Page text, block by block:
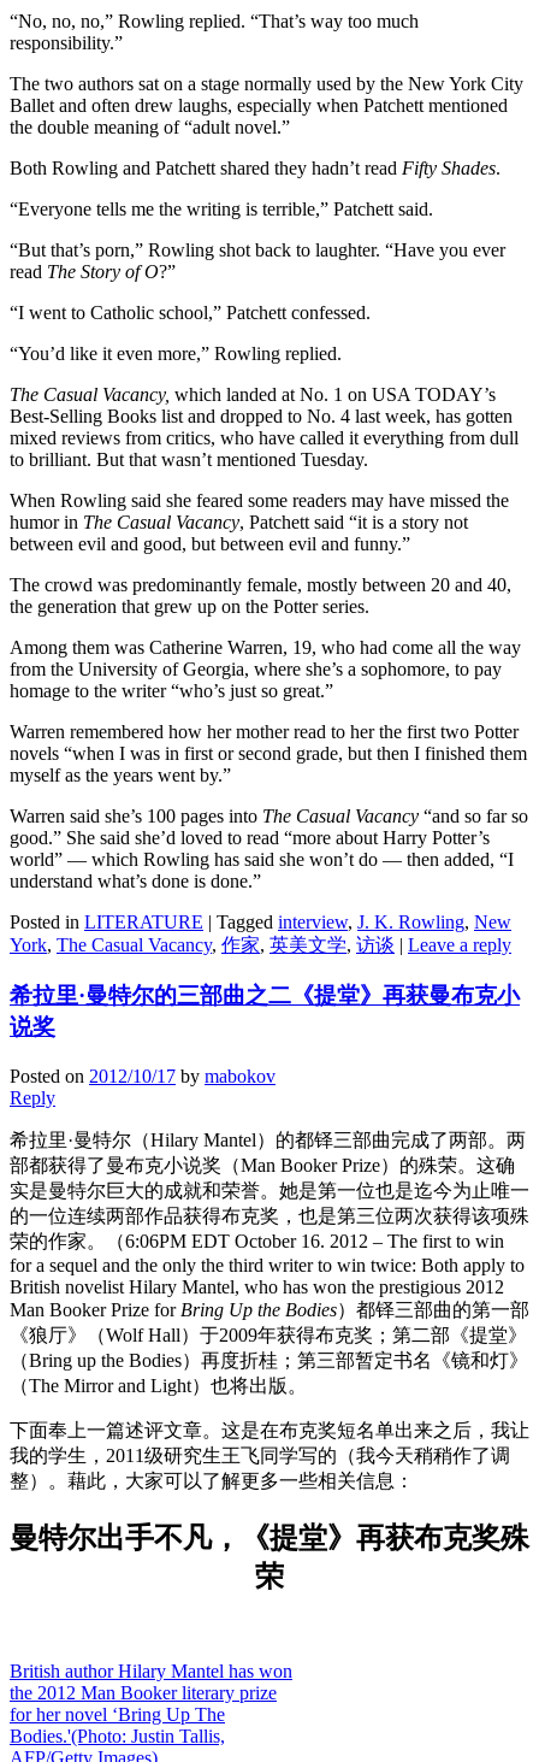
“No, no, no,” Rowling replied. “That’s way too much
responsibility.”
The two authors sat on a stage normally used by the New York City
Ballet and often drew laughs, especially when Patchett mentioned
the double meaning of “adult novel.”
Both Rowling and Patchett shared they hadn’t read Fifty Shades.
“Everyone tells me the writing is terrible,” Patchett said.
“But that’s porn,” Rowling shot back to laughter. “Have you ever
read The Story of O?”
“I went to Catholic school,” Patchett confessed.
“You’d like it even more,” Rowling replied.
The Casual Vacancy, which landed at No. 1 on USA TODAY’s
Best-Selling Books list and dropped to No. 4 last week, has gotten
mixed reviews from critics, who have called it everything from dull
to brilliant. But that wasn’t mentioned Tuesday.
When Rowling said she feared some readers may have missed the
humor in The Casual Vacancy, Patchett said “it is a story not
between evil and good, but between evil and funny.”
The crowd was predominantly female, mostly between 20 and 40,
the generation that grew up on the Potter series.
Among them was Catherine Warren, 19, who had come all the way
from the University of Georgia, where she’s a sophomore, to pay
homage to the writer “who’s just so great.”
Warren remembered how her mother read to her the first two Potter
novels “when I was in first or second grade, but then I finished them
myself as the years went by.”
Warren said she’s 100 pages into The Casual Vacancy “and so far so
good.” She said she’d loved to read “more about Harry Potter’s
world” — which Rowling has said she won’t do — then added, “I
understand what’s done is done.”
Posted in LITERATURE | Tagged interview, J. K. Rowling, New
York, The Casual Vacancy, 作家, 英美文学, 访谈 | Leave a reply
希拉里·曼特尔的三部曲之二《提堂》再获曼布克小
说奖
Posted on 2012/10/17 by mabokov
Reply
希拉里·曼特尔（Hilary Mantel）的都铎三部曲完成了两部。两
部都获得了曼布克小说奖（Man Booker Prize）的殊荣。这确
实是曼特尔巨大的成就和荣誉。她是第一位也是迄今为止唯一
的一位连续两部作品获得布克奖，也是第三位两次获得该项殊
荣的作家。（6:06PM EDT October 16. 2012 – The first to win
for a sequel and the only the third writer to win twice: Both apply to
British novelist Hilary Mantel, who has won the prestigious 2012
Man Booker Prize for Bring Up the Bodies）都铎三部曲的第一部
《狼厅》（Wolf Hall）于2009年获得布克奖；第二部《提堂》
（Bring up the Bodies）再度折桂；第三部暂定书名《镜和灯》
（The Mirror and Light）也将出版。
下面奉上一篇述评文章。这是在布克奖短名单出来之后，我让
我的学生，2011级研究生王飞同学写的（我今天稍稍作了调
整）。藉此，大家可以了解更多一些相关信息：
曼特尔出手不凡，《提堂》再获布克奖殊
荣
British author Hilary Mantel has won
the 2012 Man Booker literary prize
for her novel ‘Bring Up The
Bodies.'(Photo: Justin Tallis,
AFP/Getty Images)